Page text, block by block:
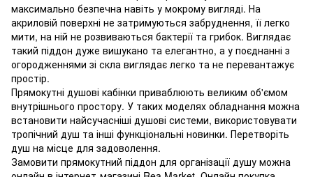
максимально безпечна навіть у мокрому вигляді. На
акриловій поверхні не затримуються забруднення, її легко
мити, на ній не розвиваються бактерії та грибок. Виглядає
такий піддон дуже вишукано та елегантно, а у поєднанні з
огородженнями зі скла виглядає легко та не перевантажує
простір.
Прямокутні душові кабінки приваблюють великим об'ємом
внутрішнього простору. У таких моделях обладнання можна
встановити найсучасніші душові системи, використовувати
тропічний душ та інші функціональні новинки. Перетворіть
душ на місце для задоволення.
Замовити прямокутний піддон для організації душу можна